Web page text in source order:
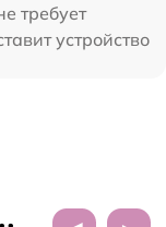
требует
устройство